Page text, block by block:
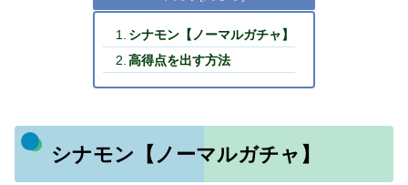
シナモン【ノーマルガチャ】
高得点を出す方法
シナモン【ノーマルガチャ】